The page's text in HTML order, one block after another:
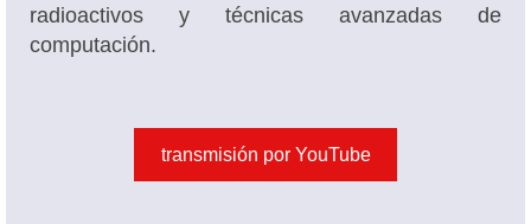
radioactivos y técnicas avanzadas de
computación.
transmisión por YouTube